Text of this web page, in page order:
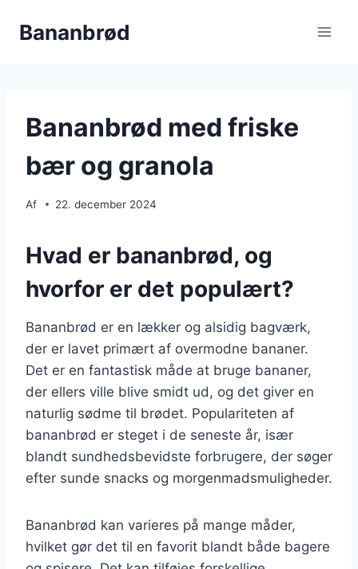
Bananbrød
Bananbrød med friske
bær og granola
Af 22. december 2024
Hvad er bananbrød, og
hvorfor er det populært?
Bananbrød er en lækker og alsidig bagværk,
der er lavet primært af overmodne bananer.
Det er en fantastisk måde at bruge bananer,
der ellers ville blive smidt ud, og det giver en
naturlig sødme til brødet. Populariteten af
bananbrød er steget i de seneste år, især
blandt sundhedsbevidste forbrugere, der søger
efter sunde snacks og morgenmadsmuligheder.
Bananbrød kan varieres på mange måder,
hvilket gør det til en favorit blandt både bagere